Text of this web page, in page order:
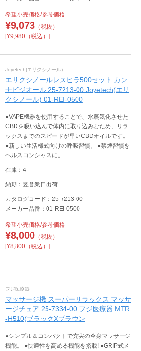
希望小売価格/参考価格
¥9,073（税抜）
[¥9,980（税込）]
Joyetech(エリクシノール)
エリクシノールレスピラ500セット カン
ナビジオール 25-7213-00 Joyetech(エリ
クシノール) 01-REI-0500
●VAPE機器を使用することで、水蒸気化させた
CBDを吸い込んで体内に取り込みむため、リラ
ックスまでのスピードが早いCBDオイルです。
●新しい生活様式向けの呼吸習慣。 ●禁煙習慣を
ヘルスコンシャスに。
在庫：4
納期：翌営業日出荷
カタログコード：25-7213-00
メーカー品番：01-REI-0500
希望小売価格/参考価格
¥8,000（税抜）
[¥8,800（税込）]
フジ医療器
マッサージ機 スーパーリラックス マッサ
ージチェア 25-7334-00 フジ医療器 MTR
-H510(ブラックXブラウン
●シンプル＆コンパクトで充実の全身マッサージ
機能。 ●快適性を高める機能を搭載! ●GRIP式メ